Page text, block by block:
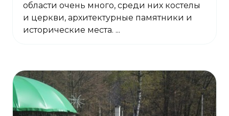
области очень много, среди них костелы
и церкви, архитектурные памятники и
исторические места. ...